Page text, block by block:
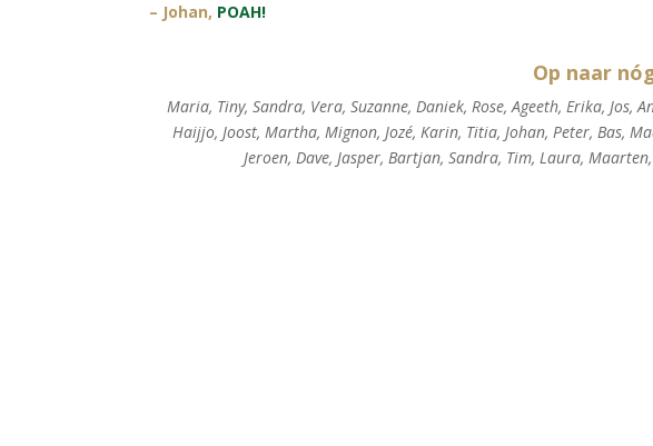
– Johan, POAH!
Op naar
Maria, Tiny, Sandra, Vera, Suzanne, Daniek, Rose, Ageeth, Erika, Jos,
Haijjo, Joost, Martha, Mignon, Jozé, Karin, Titia, Johan, Peter, Bas,
Jeroen, Dave, Jasper, Bartjan, Sandra, Tim, Laura,